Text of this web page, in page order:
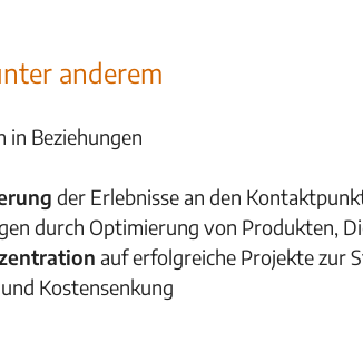
anderem
in Beziehungen
der Erlebnisse an den
durch Optimierung von Produkten,
auf erfolgreiche Projekte zur
Kostensenkung